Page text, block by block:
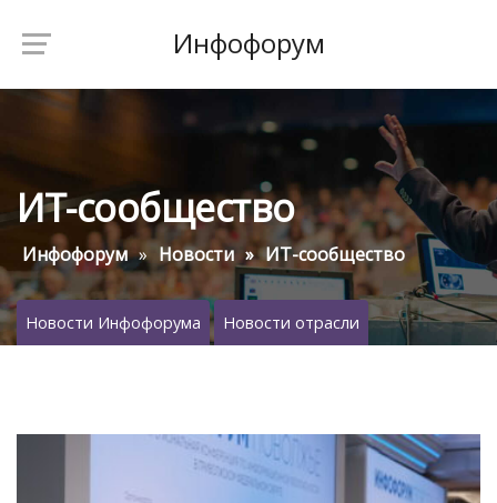
Инфофорум
ИТ-сообщество
Инфофорум Новости ИТ-сообщество
Новости Инфофорума Новости отрасли